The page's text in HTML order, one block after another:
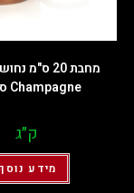
מחבת 20 ס"מ
Champagne סולתם
ק״ג
מידע